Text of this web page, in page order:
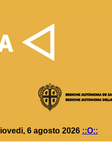
6 agosto 2026 ::O::